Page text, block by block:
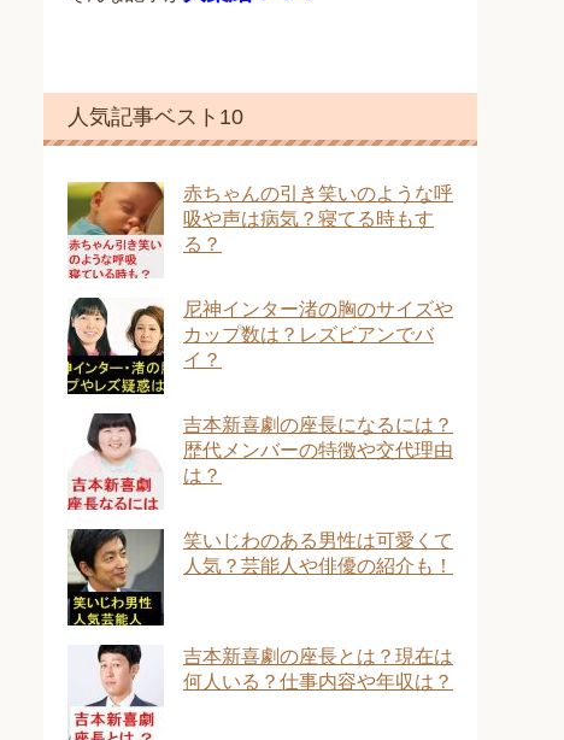
人気記事ベスト10
赤ちゃんの引き笑いのような呼
吸や声は病気？寝てる時もす
る？
尼神インター渚の胸のサイズや
カップ数は？レズビアンでバ
イ？
吉本新喜劇の座長になるには？
歴代メンバーの特徴や交代理由
は？
笑いじわのある男性は可愛くて
人気？芸能人や俳優の紹介も！
吉本新喜劇の座長とは？現在は
何人いる？仕事内容や年収は？